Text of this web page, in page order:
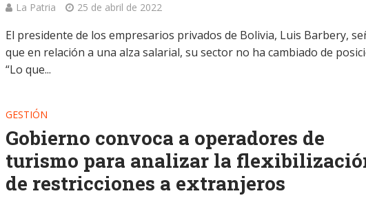
La Patria 25 de abril de 2022
El presidente de los empresarios privados de Bolivia, Luis Barbery,
que en relación a una alza salarial, su sector no ha cambiado de
“Lo que...
GESTIÓN
Gobierno convoca a operadores de
turismo para analizar la
de restricciones a extranjeros